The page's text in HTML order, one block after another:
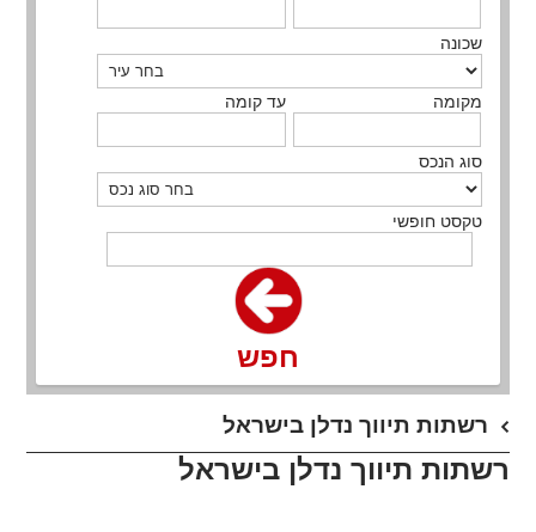
שכונה
מקומה עד קומה
סוג הנכס
טקסט חופשי
חפש
רשתות תיווך נדלן בישראל
רשתות תיווך נדלן בישראל